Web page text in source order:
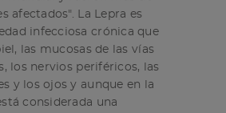
afectados". La Lepra es
infecciosa crónica que
las mucosas de las vías
los nervios periféricos, las
y los ojos y aunque en la
considerada una